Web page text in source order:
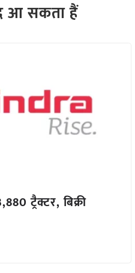
आ सकता हैं
ट्रैक्टर, बिक्री